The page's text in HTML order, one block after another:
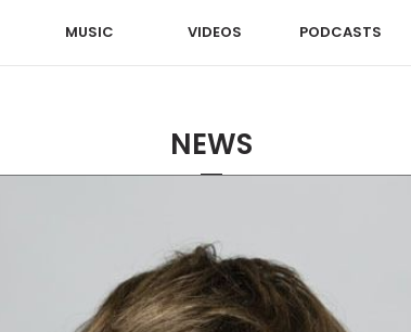
MUSIC VIDEOS PODCASTS
NEWS